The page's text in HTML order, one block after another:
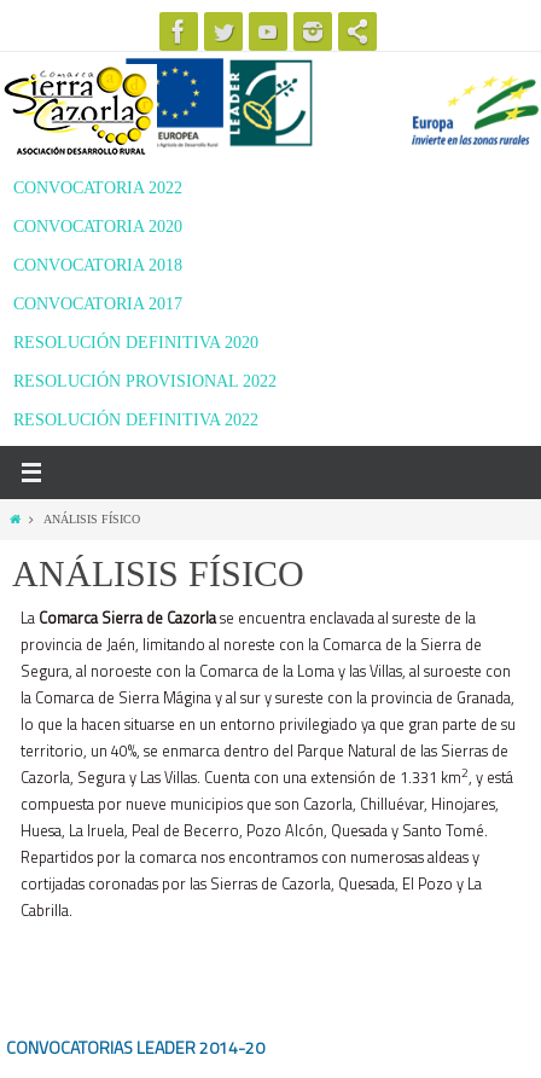
contenido
CONVOCATORIA 2022
CONVOCATORIA 2020
CONVOCATORIA 2018
CONVOCATORIA 2017
RESOLUCIÓN DEFINITIVA 2020
RESOLUCIÓN PROVISIONAL 2022
RESOLUCIÓN DEFINITIVA 2022
InicioANÁLISIS FÍSICO
ANÁLISIS FÍSICO
La Comarca Sierra de Cazorlase encuentra enclavada al sureste de la
provincia de Jaén, limitando al noreste con la Comarca de la Sierra de
Segura, al noroeste con la Comarca de la Loma y las Villas, al suroeste con
la Comarca de Sierra Mágina y al sur y sureste con la provincia de Granada,
lo que la hacen situarse en un entorno privilegiado ya que gran parte de su
territorio, un 40%, se enmarca dentro del Parque Natural de las Sierras de
Cazorla, Segura y Las Villas. Cuenta con una extensión de 1.331 km2, y está
compuesta por nueve municipios que son Cazorla, Chilluévar, Hinojares,
Huesa, La Iruela, Peal de Becerro, Pozo Alcón, Quesada y Santo Tomé.
Repartidos por la comarca nos encontramos con numerosas aldeas y
cortijadas coronadas por las Sierras de Cazorla, Quesada, El Pozo y La
Cabrilla.
CONVOCATORIAS LEADER2014-20